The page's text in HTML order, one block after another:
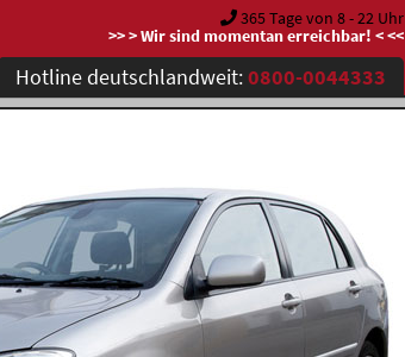
365 Tage von 8 - 22 Uhr
>> > Wir sind momentan erreichbar! < <<
Hotline deutschlandweit:0800-0044333